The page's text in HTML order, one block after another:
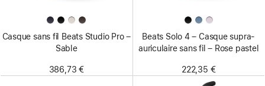
Casque sans fil Beats Studio Pro –
Sable
386,73 €
Beats Solo 4 – Casque supra-
auriculaire sans fil – Rose pastel
222,35 €